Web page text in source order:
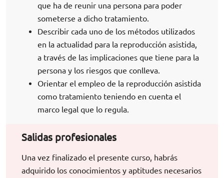
que ha de reunir una persona para poder
someterse a dicho tratamiento.
Describir cada uno de los métodos utilizados
en la actualidad para la reproducción asistida,
a través de las implicaciones que tiene para la
persona y los riesgos que conlleva.
Orientar el empleo de la reproducción asistida
como tratamiento teniendo en cuenta el
marco legal que lo regula.
Salidas profesionales
Una vez finalizado el presente curso, habrás
adquirido los conocimientos y aptitudes necesarios